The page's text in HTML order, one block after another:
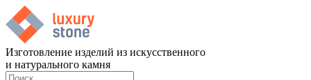
Изготовление изделий из искусственного
и натурального камня